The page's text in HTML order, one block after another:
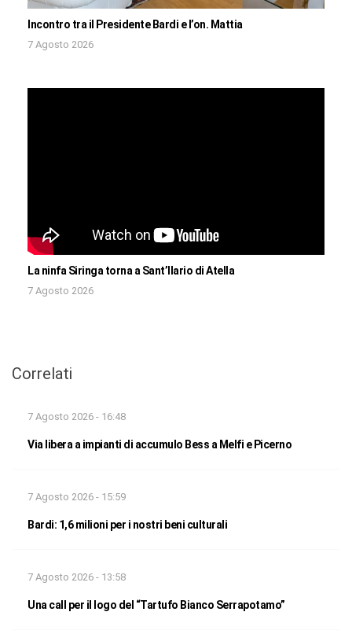
Incontro tra il Presidente Bardi e l’on. Mattia
7 Agosto 2026
La ninfa Siringa torna a Sant’Ilario di Atella
7 Agosto 2026
Correlati
7 Agosto 2026 - 16:48
Via libera a impianti di accumulo Bess a Melfi e Picerno
7 Agosto 2026 - 15:59
Bardi: 1,6 milioni per i nostri beni culturali
7 Agosto 2026 - 13:58
Una call per il logo del “Tartufo Bianco Serrapotamo”